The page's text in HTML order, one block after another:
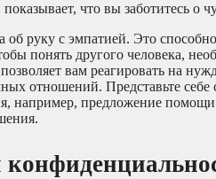
что вы заботитесь о
руку с эмпатией. Это
понять другого человека,
вам реагировать на
отношений. Представьте себе
например, предложение помощи